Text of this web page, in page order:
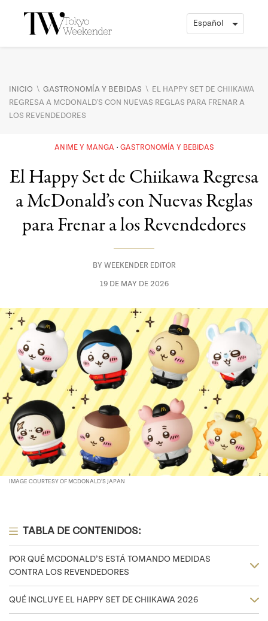
INICIO \ GASTRONOMÍA Y BEBIDAS \ EL HAPPY SET DE CHIIKAWA
REGRESA A MCDONALD'S CON NUEVAS REGLAS PARA FRENAR A
LOS REVENDEDORES
ANIME Y MANGA GASTRONOMÍA Y BEBIDAS
El Happy Set de Chiikawa Regresa
a McDonald’s con Nuevas Reglas
para Frenar a los Revendedores
BY WEEKENDER EDITOR
19 DE MAY DE 2026
IMAGE COURTESY OF MCDONALD’S JAPAN
TABLA DE CONTENIDOS:
POR QUÉ MCDONALD’S ESTÁ TOMANDO MEDIDAS
CONTRA LOS REVENDEDORES
QUÉ INCLUYE EL HAPPY SET DE CHIIKAWA 2026